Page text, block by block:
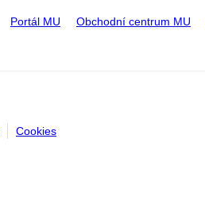
Portál MU Obchodní centrum MU
Cookies